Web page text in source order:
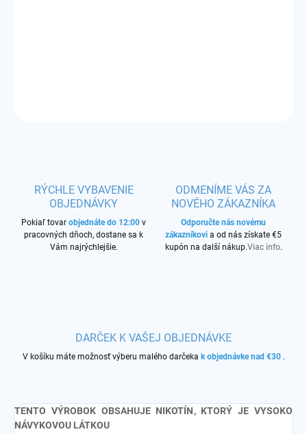
RÝCHLE VYBAVENIE
OBJEDNÁVKY
Pokiaľ tovar objednáte do 12:00 v
pracovných dňoch, dostane sa k
Vám najrýchlejšie.
ODMENÍME VÁS ZA
NOVÉHO ZÁKAZNÍKA
Odporučte nás novému
zákazníkovi a od nás získate €5
kupón na další nákup.Viac info.
DARČEK K VAŠEJ OBJEDNÁVKE
V košíku máte možnosť výberu malého darčeka k objednávke nad €30.
TENTO VÝROBOK OBSAHUJE NIKOTÍN, KTORÝ JE VYSOKO
NÁVYKOVOU LÁTKOU